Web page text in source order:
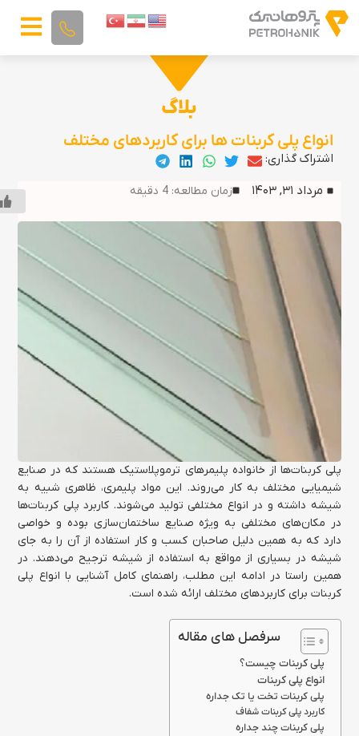
بلاگ
انواع پلی کربنات ها برای کاربردهای مختلف
اشتراک گذاری:
مرداد ۳۱, ۱۴۰۳
زمان مطالعه: 4 دقیقه
پلی کربنات‌ها از خانواده پلیمرهای ترموپلاستیک هستند که در صنایع
شیمیایی مختلف به کار می‌روند. این مواد پلیمری، ظاهری شبیه به
شیشه داشته و در انواع مختلفی تولید می‌شوند. کاربرد پلی کربنات‌ها
در مکان‌های مختلفی به ویژه صنایع ساختمان‌سازی بوده و خواصی
دارد که به همین دلیل صاحبان کسب و کار استفاده از آن را به جای
شیشه در بسیاری از مواقع به استفاده از شیشه ترجیح می‌دهند. در
همین راستا در ادامه این مطلب، راهنمای کامل آشنایی با انواع پلی
کربنات برای کاربردهای مختلف ارائه شده است.
سرفصل های مقاله
پلی کربنات چیست؟
انواع پلی کربنات
پلی کربنات تخت یا تک جداره
کاربرد پلی کربنات شفاف
پلی کربنات چند جداره